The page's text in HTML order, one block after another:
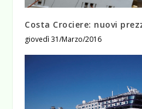
Costa Crociere: nuovi
giovedì 31/Marzo/2016